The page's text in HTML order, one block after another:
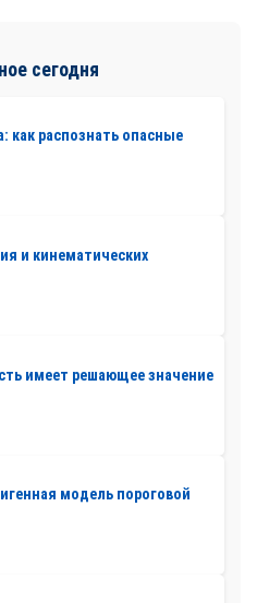
сегодня
как распознать опасные
и кинематических
имеет решающее значение
модель пороговой